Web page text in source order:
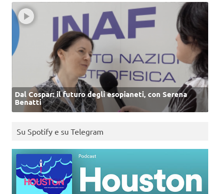
Dal Cospar: il futuro degli esopianeti, con Serena
Benatti
Su Spotify e su Telegram